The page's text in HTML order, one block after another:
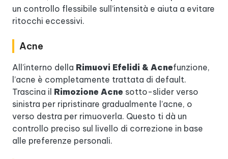
un controllo flessibile sull’intensità e aiuta a evitare
ritocchi eccessivi.
Acne
All’interno della Rimuovi Efelidi & Acnefunzione,
l’acne è completamente trattata di default.
Trascina il Rimozione Acne sotto-slider verso
sinistra per ripristinare gradualmente l’acne, o
verso destra per rimuoverla. Questo ti dà un
controllo preciso sul livello di correzione in base
alle preferenze personali.